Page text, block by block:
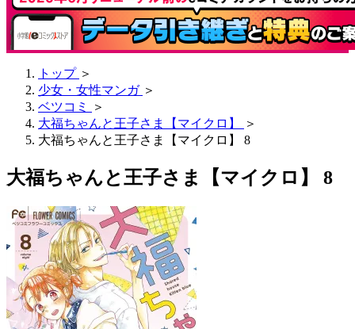
トップ ＞
少女・女性マンガ ＞
ベツコミ
＞
大福ちゃんと王子さま【マイクロ】
＞
大福ちゃんと王子さま【マイクロ】 8
大福ちゃんと王子さま【マイクロ】 8